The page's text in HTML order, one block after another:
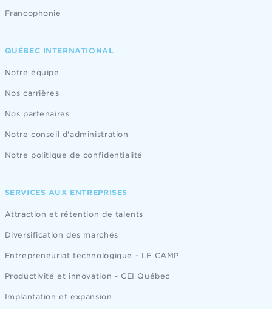
Francophonie
QUÉBEC INTERNATIONAL
Notre équipe
Nos carrières
Nos partenaires
Notre conseil d'administration
Notre politique de confidentialité
SERVICES AUX ENTREPRISES
Attraction et rétention de talents
Diversification des marchés
Entrepreneuriat technologique - LE CAMP
Productivité et innovation - CEI Québec
Implantation et expansion